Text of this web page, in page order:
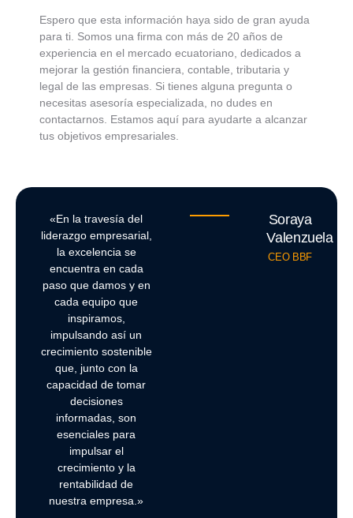
Espero que esta información haya sido de gran ayuda
para ti. Somos una firma con más de 20 años de
experiencia en el mercado ecuatoriano, dedicados a
mejorar la gestión financiera, contable, tributaria y
legal de las empresas. Si tienes alguna pregunta o
necesitas asesoría especializada, no dudes en
contactarnos. Estamos aquí para ayudarte a alcanzar
tus objetivos empresariales.
«En la travesía del
liderazgo empresarial,
la excelencia se
encuentra en cada
paso que damos y en
cada equipo que
inspiramos,
impulsando así un
crecimiento sostenible
que, junto con la
capacidad de tomar
decisiones
informadas, son
esenciales para
impulsar el
crecimiento y la
rentabilidad de
nuestra empresa.»
Soraya
Valenzuela
CEO BBF